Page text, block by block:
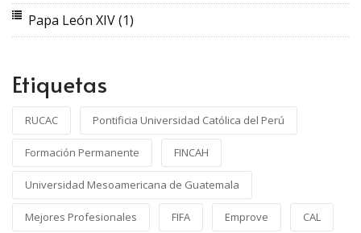
Papa León XIV(1)
Etiquetas
RUCAC Pontificia Universidad Católica del Perú
Formación Permanente FINCAH
Universidad Mesoamericana de Guatemala
Mejores Profesionales FIFA Emprove CAL